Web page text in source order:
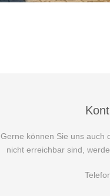
Gerne können Sie uns auch
nicht erreichbar sind,